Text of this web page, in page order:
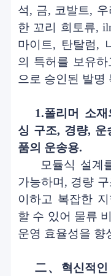
석, 금, 코발트,
한 꼬리
희토류,
마이트, 탄탈럼,
의 특허를 보유하
으로 승인된 발명
1.폴리머 소재
싱 구조, 경량, 운
품의 운송용.
모듈식 설계
가능하며, 경량
이하고 복잡한
할 수 있어 물류
운영 효율성을 향
二、 혁신적